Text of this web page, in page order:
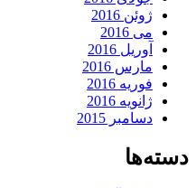
ژوئن 2016
می 2016
آوریل 2016
مارس 2016
فوریه 2016
ژانویه 2016
دسامبر 2015
دسته‌ها